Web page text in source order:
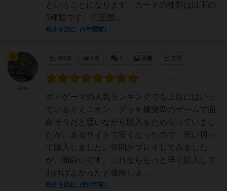
ということになります。カードの種類は以下の
3種類です。①王国...
続きを読む（5年弱前）
460名 2名 画像 充実
ボドゲーマの人気ランキングでも上位にはいっ
ているドミニオン。デッキ構築型のゲームで面
白そうだと思いながら購入をためらっていまし
たが、あるサイトで安くなったので、思い切っ
て購入しました。何回かプレイしてみました
が、面白いです。これならもっと早く購入して
おけばよかったと後悔しま...
続きを読む（約5年前）
神